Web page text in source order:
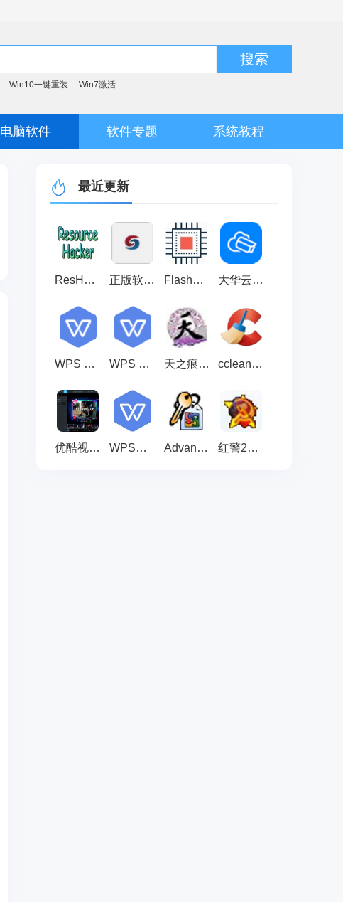
搜索
Win10一键重装 Win7激活
电脑软件 软件专题 系统教程
最近更新
ResHacker 正式版v5.2.4.386 正版软件检查工具 正式版 v2.2 FlashMaster 官方版 v1.8.0.29 大华云联 官方版 v1.001.0000127
WPS Office 官方最新版12.1.0.28043 WPS Office 官方最新版12.1.0.28043 天之痕修改器 v2.03 ccleaner v7.10.1464
优酷视频播放器 V9.5.1.1001 WPS图片 官方版 v6.0.0.1 Advanced Office Password Recovery 最新版 v7.10 红警2共和国之辉修改器 官方版 v1.4